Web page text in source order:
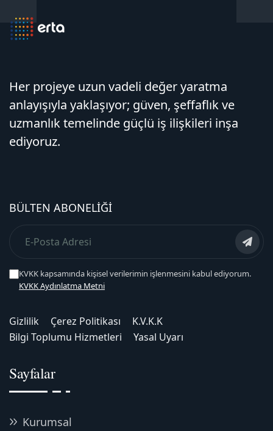
Her projeye uzun vadeli değer yaratma
anlayışıyla yaklaşıyor; güven, şeffaflık ve
uzmanlık temelinde güçlü iş ilişkileri inşa
ediyoruz.
BÜLTEN ABONELIĞI
KVKK kapsamında kişisel verilerimin işlenmesini kabul ediyorum.
KVKK Aydınlatma Metni
Gizlilik Çerez Politikası
K.V.K.K
Bilgi Toplumu Hizmetleri
Yasal Uyarı
Sayfalar
Kurumsal